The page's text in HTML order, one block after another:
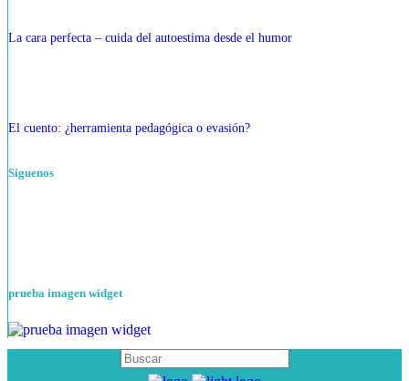
La cara perfecta – cuida del autoestima desde el humor
El cuento: ¿herramienta pedagógica o evasión?
Siguenos
prueba imagen widget